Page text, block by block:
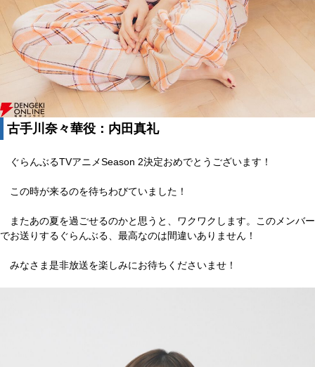
古手川奈々華役：内田真礼
ぐらんぶるTVアニメSeason 2決定おめでとうございます！
この時が来るのを待ちわびていました！
またあの夏を過ごせるのかと思うと、ワクワクします。このメンバー
でお送りするぐらんぶる、最高なのは間違いありません！
みなさま是非放送を楽しみにお待ちくださいませ！